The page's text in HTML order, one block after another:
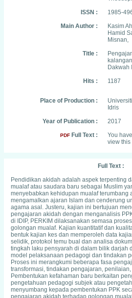
ISSN :
1985-
Main Author :
Kasim
Hamid
Misnan,
Title :
Dakwah
Hits :
1187
Place of Production :
Idris
Year of Publication :
2017
PDF Full Text :
You
view this
Full Text :
Pendidikan akidah adalah aspek terpenting
mualaf atau saudara baru sebagai Muslim
menyebabkan kehidupan mualaf terumbang
mengamalkan ajaran Islam dan cenderung
agama asal. Justeru, kajian ini bertujuan
pengajaran akidah dengan menganalisis
di IDIP, PERKIM dilaksanakan semasa
golongan mualaf. Kajian kuantitatif dan
bentuk kajian kes dan memperoleh data
selidik, protokol temu bual dan analisa
tingkah laku pensyarah di dalam bilik darjah
model pelaksanaan pedagogi dan tindakan
Proses ini merangkumi beberapa fasa
transformasi, tindakan pengajaran,
Pembentukan kefahaman baru berkaitan
pengetahuan pedagogi subjek atau
menyumbang kepada pembentukan PPK
pengajaran akidah terhadap golongan